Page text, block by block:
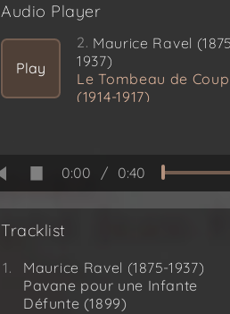
Audio Player
Play
2. Maurice Ravel
1937)
Le Tombeau de
(1914-1917)
0:00 / 0:40
Tracklist
Maurice Ravel (1875-1937)
Pavane pour une Infante
Défunte (1899)